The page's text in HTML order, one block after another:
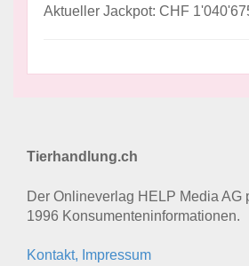
Aktueller Jackpot: CHF
Tierhandlung.ch
Der Onlineverlag HELP Media AG
1996 Konsumenten­informationen.
Kontakt, Impressum